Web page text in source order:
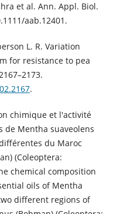
et al. Ann. Appl. Biol.
aab.12401.
L. R. Variation
for resistance to pea
.
chimique et l'activité
de Mentha suaveolens
du Maroc
(Coleoptera:
chemical composition
oils of Mentha
different regions of